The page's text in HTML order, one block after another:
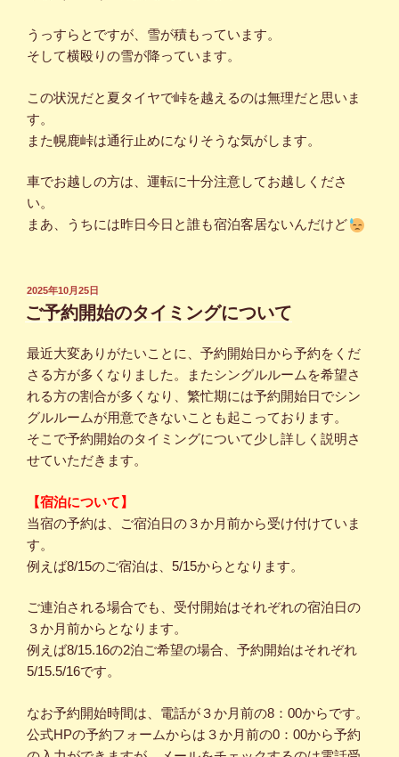
うっすらとですが、雪が積もっています。
そして横殴りの雪が降っています。
この状況だと夏タイヤで峠を越えるのは無理だと思いま
す。
また幌鹿峠は通行止めになりそうな気がします。
車でお越しの方は、運転に十分注意してお越しくださ
い。
まあ、うちには昨日今日と誰も宿泊客居ないんだけど
投
稿
日:
2025年10月25日
ご予約開始のタイミングについて
最近大変ありがたいことに、予約開始日から予約をくだ
さる方が多くなりました。またシングルルームを希望さ
れる方の割合が多くなり、繁忙期には予約開始日でシン
グルルームが用意できないことも起こっております。
そこで予約開始のタイミングについて少し詳しく説明さ
せていただきます。
【宿泊について】
当宿の予約は、ご宿泊日の３か月前から受け付けていま
す。
例えば8/15のご宿泊は、5/15からとなります。
ご連泊される場合でも、受付開始はそれぞれの宿泊日の
３か月前からとなります。
例えば8/15.16の2泊ご希望の場合、予約開始はそれぞれ
5/15.5/16です。
なお予約開始時間は、電話が３か月前の8：00からです。
公式HPの予約フォームからは３か月前の0：00から予約